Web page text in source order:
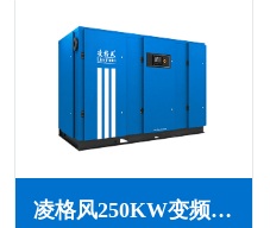
凌格风250KW变频空压机LSV系列